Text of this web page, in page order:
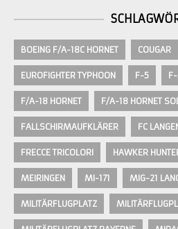
BOEING F/A-18C HORNET COUGAR
EUROFIGHTER TYPHOON F-5 F-
F/A-18 HORNET F/A-18 HORNET
FALLSCHIRMAUFKLÄRER FC
FRECCE TRICOLORI HAWKER
MEIRINGEN MI-171 MIG-21
MILITÄRFLUGPLATZ